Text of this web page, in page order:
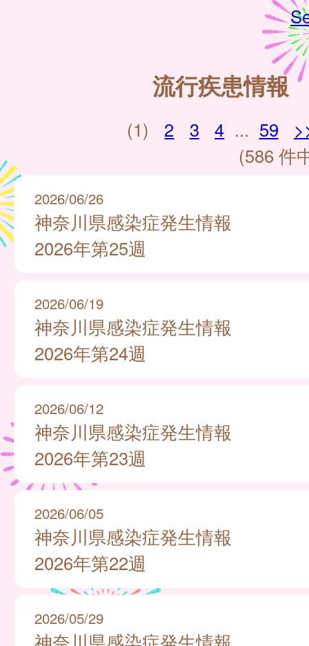
流行疾患情報
(1) 2 3 4 ... 59
(586 件
2026/06/26
神奈川県感染症発生情報
2026年第25週
2026/06/19
神奈川県感染症発生情報
2026年第24週
2026/06/12
神奈川県感染症発生情報
2026年第23週
2026/06/05
神奈川県感染症発生情報
2026年第22週
2026/05/29
神奈川県感染症発生情報